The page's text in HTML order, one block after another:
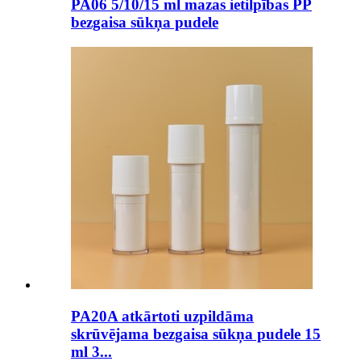
PA06 5/10/15 ml mazas ietilpības PP
bezgaisa sūkņa pudele
PA20A atkārtoti uzpildāma
skrūvējama bezgaisa sūkņa pudele 15
ml 3...